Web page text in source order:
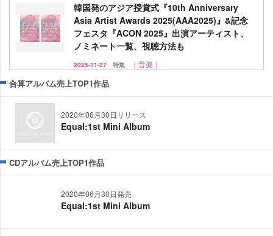
韓国発のアジア授賞式『10th Anniversary
Asia Artist Awards 2025(AAA2025)』&記念
フェスタ『ACON 2025』出演アーティスト、
ノミネート一覧、視聴方法も
2025-11-27 特集 ｜音楽｜
合算アルバム売上TOP1作品
2020年06月30日リリース
Equal:1st Mini Album
CDアルバム売上TOP1作品
2020年06月30日発売
Equal:1st Mini Album